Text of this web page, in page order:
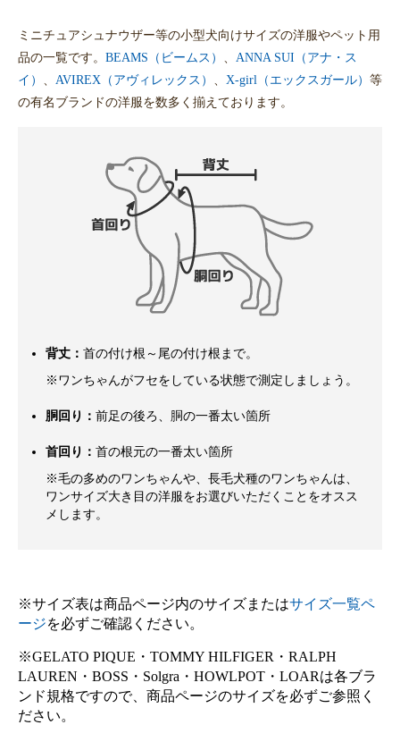
ミニチュアシュナウザー等の小型犬向けサイズの洋服やペット用
品の一覧です。 BEAMS（ビームス）
ANNA SUI（アナ・ス
イ）
AVIREX（アヴィレックス） X-girl（エックスガール） 等
の有名ブランドの洋服を数多く揃えております。
背丈： 首の付け根～尾の付け根まで。
※ワンちゃんがフセをしている状態で測定しましょう。
胴回り： 前足の後ろ、胴の一番太い箇所
首回り： 首の根元の一番太い箇所
※毛の多めのワンちゃんや、長毛犬種のワンちゃんは、
ワンサイズ大き目の洋服をお選びいただくことをオスス
メします。
※サイズ表は商品ページ内のサイズまたはサイズ一覧ペ
ージを必ずご確認ください。
※GELATO PIQUE・TOMMY HILFIGER・RALPH
LAUREN・BOSS・Solgra・HOWLPOT・LOARは各ブラ
ンド規格ですので、商品ページのサイズを必ずご参照く
ださい。